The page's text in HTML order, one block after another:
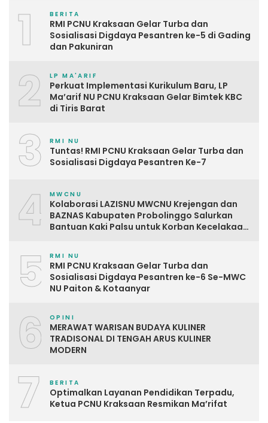
1 BERITA
RMI PCNU Kraksaan Gelar Turba dan
Sosialisasi Digdaya Pesantren ke-5 di Gading
dan Pakuniran
2 LP MA'ARIF
Perkuat Implementasi Kurikulum Baru, LP
Ma’arif NU PCNU Kraksaan Gelar Bimtek KBC
di Tiris Barat
3 RMI NU
Tuntas! RMI PCNU Kraksaan Gelar Turba dan
Sosialisasi Digdaya Pesantren Ke-7
4 MWCNU
Kolaborasi LAZISNU MWCNU Krejengan dan
BAZNAS Kabupaten Probolinggo Salurkan
Bantuan Kaki Palsu untuk Korban Kecelakaan
5 RMI NU
RMI PCNU Kraksaan Gelar Turba dan
Sosialisasi Digdaya Pesantren ke-6 Se-MWC
NU Paiton & Kotaanyar
6 OPINI
MERAWAT WARISAN BUDAYA KULINER
TRADISONAL DI TENGAH ARUS KULINER
MODERN
7 BERITA
Optimalkan Layanan Pendidikan Terpadu,
Ketua PCNU Kraksaan Resmikan Ma’rifat